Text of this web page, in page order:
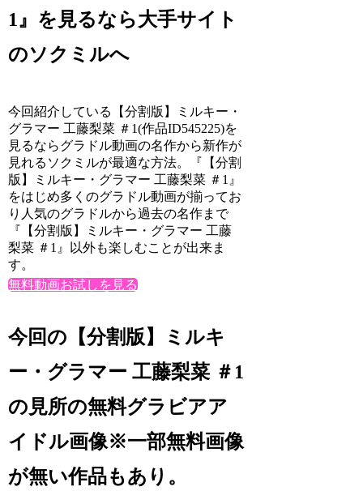
1』を見るなら大手サイト
のソクミルへ
今回紹介している【分割版】ミルキー・
グラマー 工藤梨菜 ＃1(作品ID545225)を
見るならグラドル動画の名作から新作が
見れるソクミルが最適な方法。『【分割
版】ミルキー・グラマー 工藤梨菜 ＃1』
をはじめ多くのグラドル動画が揃ってお
り人気のグラドルから過去の名作まで
『【分割版】ミルキー・グラマー 工藤
梨菜 ＃1』以外も楽しむことが出来ま
す。
無料動画お試しを見る
今回の【分割版】ミルキ
ー・グラマー 工藤梨菜 ＃1
の見所の無料グラビアア
イドル画像※一部無料画像
が無い作品もあり。